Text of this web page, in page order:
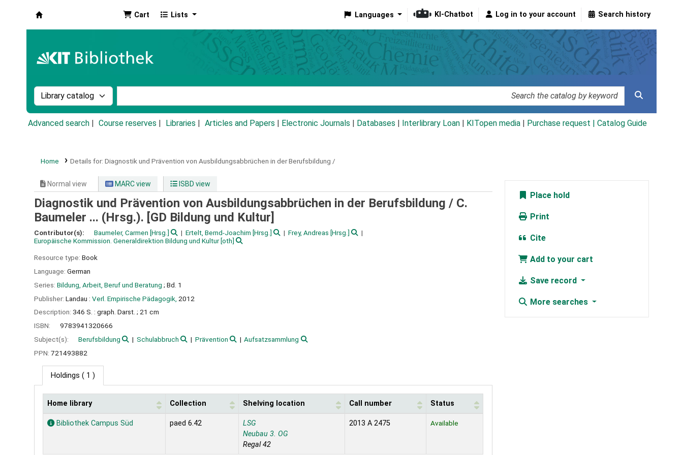
Cart Lists Languages KI-Chatbot Log in to your account Search history
Search the catalog by:
Advanced search Course reserves Libraries Articles and Papers Electronic Journals Databases Interlibrary Loan KITopen media Purchase request | Catalog Guide
Home Details for: Diagnostik und Prävention von Ausbildungsabbrüchen in der Berufsbildung /
Normal view MARC view ISBD view
Diagnostik und Prävention von Ausbildungsabbrüchen in der Berufsbildung / C.
Baumeler ... (Hrsg.). [GD Bildung und Kultur]
Contributor(s): Baumeler, Carmen [Hrsg.] Ertelt, Bernd-Joachim [Hrsg.] Frey, Andreas [Hrsg.]
Europäische Kommission. Generaldirektion Bildung und Kultur[oth]
Resource type: Book
Language: German
Series: Bildung, Arbeit, Beruf und Beratung ; Bd. 1
Publisher: Landau : Verl. Empirische Pädagogik, 2012
Description: 346 S. : graph. Darst. ; 21 cm
ISBN:
9783941320666
Subject(s):
Berufsbildung Schulabbruch Prävention
Aufsatzsammlung
PPN: 721493882
Holdings ( 1 )
Holdings
Home library Collection Shelving location Call number Status
Bibliothek Campus Süd paed 6.42
LSG
Neubau 3. OG
Regal 42
2013 A 2475 Available
Place hold
Print
Cite
Add to your cart
Save record
More searches